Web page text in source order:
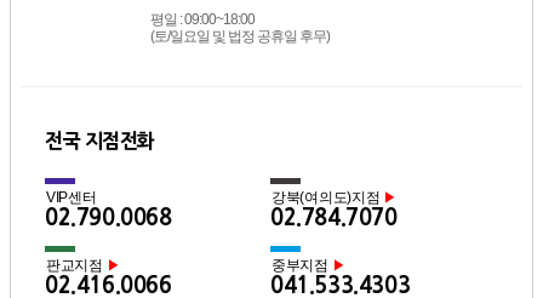
평일 : 09:00~18:00
(토/일요일 및 법정 공휴일 후무)
전국 지점전화
VIP센터
02.790.0068
강북(여의도)지점 ▶
02.784.7070
판교지점 ▶
02.416.0066
중부지점 ▶
041.533.4303